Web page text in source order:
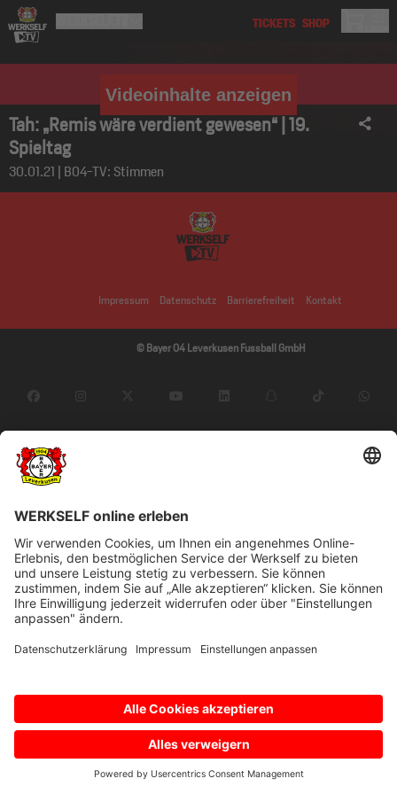
Videoinhalte anzeigen
Tah: „Remis wäre verdient gewesen“ | 19.
Spieltag
30.01.21 | B04-TV: Stimmen
Impressum Datenschutz Barrierefreiheit Kontakt
© Bayer 04 Leverkusen Fussball GmbH